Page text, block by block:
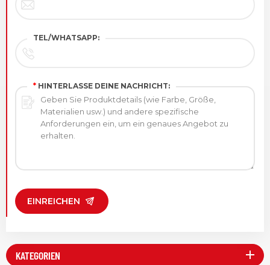
TEL/WHATSAPP:
* HINTERLASSE DEINE NACHRICHT:
EINREICHEN
KATEGORIEN